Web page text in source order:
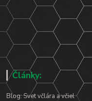
Články:
Blog: Svet včlára a včiel